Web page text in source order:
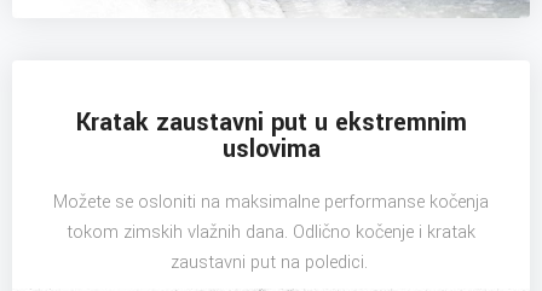
Kratak zaustavni put u ekstremnim
uslovima
Možete se osloniti na maksimalne performanse kočenja
tokom zimskih vlažnih dana. Odlično kočenje i kratak
zaustavni put na poledici.